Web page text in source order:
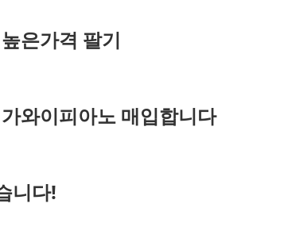
은가격 팔기
와이피아노 매입합니다
니다!